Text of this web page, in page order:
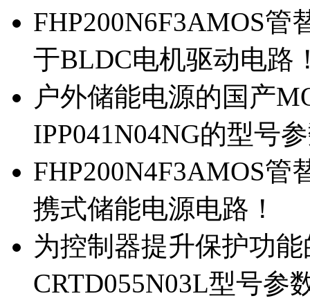
FHP200N6F3AMOS管
于BLDC电机驱动电路
户外储能电源的国产
IPP041N04NG的型号
FHP200N4F3AMOS管
携式储能电源电路！
为控制器提升保护功
CRTD055N03L型号参